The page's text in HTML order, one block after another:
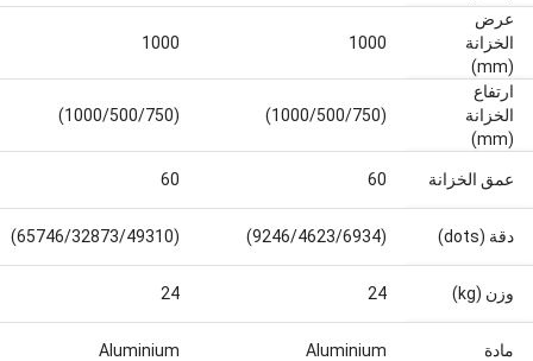
عرض
الخزانة
(mm)
1000
1000
ارتفاع
الخزانة
(mm)
(1000/500/750)
(1000/500/750)
عمق الخزانة 60
60
دقة (dots) (9246/4623/6934)
(65746/32873/49310)
وزن (kg) 24
24
مادة Aluminium
Aluminium